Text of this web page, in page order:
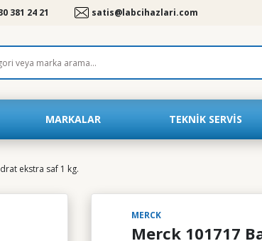
381 24 21 satis@labcihazlari.com
MARKALAR TEKNIK SERVIS
ekstra saf 1 kg.
MERCK
Merck 101717